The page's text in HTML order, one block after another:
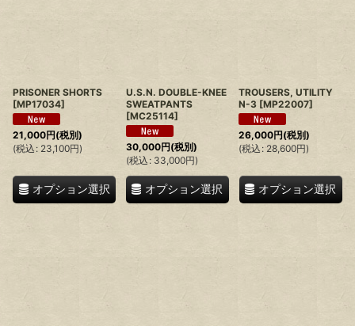
PRISONER SHORTS
[MP17034]
21,000円(税別)
(税込 : 23,100円)
オプション選択
U.S.N. DOUBLE-KNEE
SWEATPANTS
[MC25114]
30,000円(税別)
(税込 : 33,000円)
オプション選択
TROUSERS, UTILITY
N-3 [MP22007]
26,000円(税別)
(税込 : 28,600円)
オプション選択